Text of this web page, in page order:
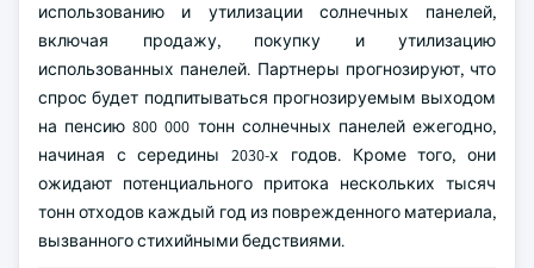
использованию и утилизации солнечных панелей,
включая продажу, покупку и утилизацию
использованных панелей. Партнеры прогнозируют, что
спрос будет подпитываться прогнозируемым выходом
на пенсию 800 000 тонн солнечных панелей ежегодно,
начиная с середины 2030-х годов. Кроме того, они
ожидают потенциального притока нескольких тысяч
тонн отходов каждый год из поврежденного материала,
вызванного стихийными бедствиями.